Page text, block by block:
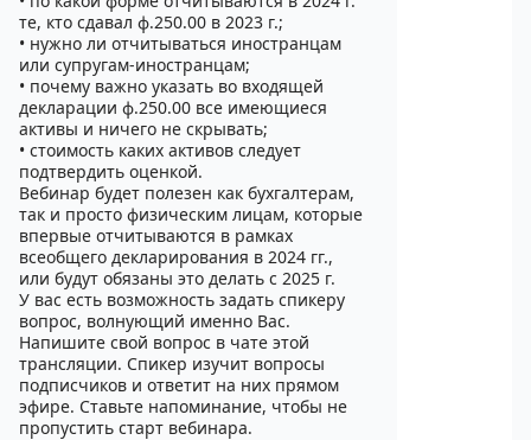
те, кто сдавал ф.250.00 в 2023 г.;
• нужно ли отчитываться иностранцам
или супругам-иностранцам;
• почему важно указать во входящей
декларации ф.250.00 все имеющиеся
активы и ничего не скрывать;
• стоимость каких активов следует
подтвердить оценкой.
Вебинар будет полезен как бухгалтерам,
так и просто физическим лицам, которые
впервые отчитываются в рамках
всеобщего декларирования в 2024 гг.,
или будут обязаны это делать с 2025 г.
У вас есть возможность задать спикеру
вопрос, волнующий именно Вас.
Напишите свой вопрос в чате этой
трансляции. Спикер изучит вопросы
подписчиков и ответит на них прямом
эфире. Ставьте напоминание, чтобы не
пропустить старт вебинара.